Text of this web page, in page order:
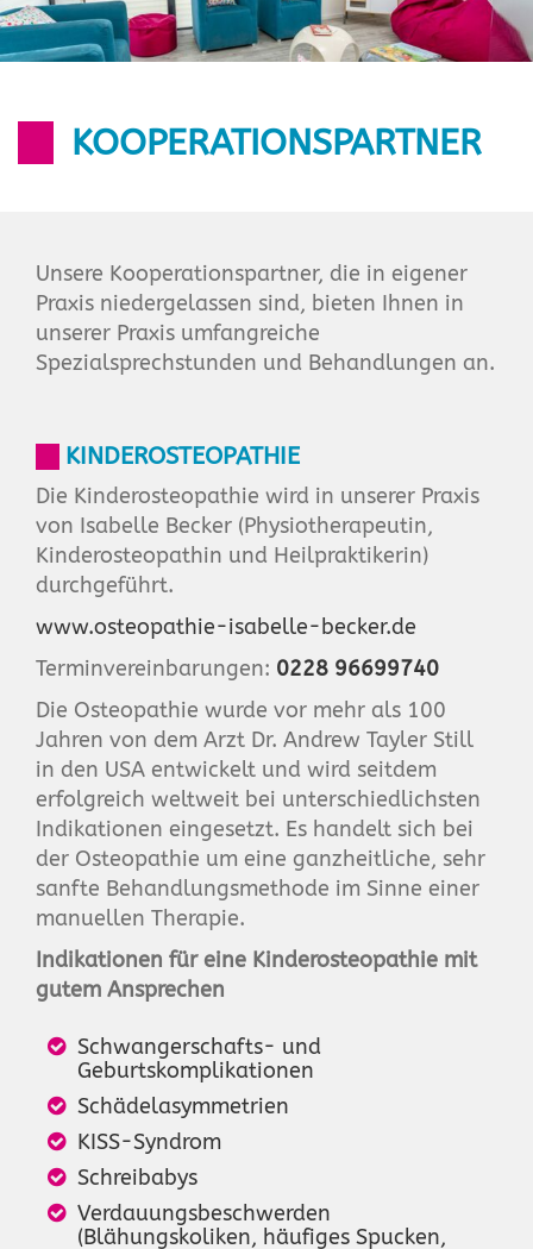
KOOPERATIONSPARTNER
Unsere Kooperationspartner, die in eigener
Praxis niedergelassen sind, bieten Ihnen in
unserer Praxis umfangreiche
Spezialsprechstunden und Behandlungen an.
KINDEROSTEOPATHIE
Die Kinderosteopathie wird in unserer Praxis
von Isabelle Becker (Physiotherapeutin,
Kinderosteopathin und Heilpraktikerin)
durchgeführt.
www.osteopathie-isabelle-becker.de
Terminvereinbarungen: 0228 96699740
Die Osteopathie wurde vor mehr als 100
Jahren von dem Arzt Dr. Andrew Tayler Still
in den USA entwickelt und wird seitdem
erfolgreich weltweit bei unterschiedlichsten
Indikationen eingesetzt. Es handelt sich bei
der Osteopathie um eine ganzheitliche, sehr
sanfte Behandlungsmethode im Sinne einer
manuellen Therapie.
Indikationen für eine Kinderosteopathie mit
gutem Ansprechen
Schwangerschafts- und
Geburtskomplikationen
Schädelasymmetrien
KISS-Syndrom
Schreibabys
Verdauungsbeschwerden
(Blähungskoliken, häufiges Spucken,